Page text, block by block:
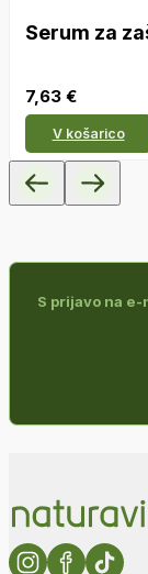
Serum za
7,63 €
V košarico
S prijavo na